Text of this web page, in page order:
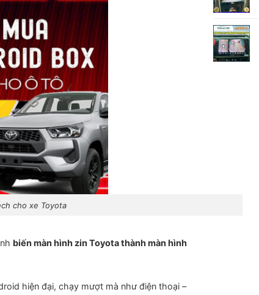
cho xe Toyota
biến màn hình zin Toyota thành màn hình
hiện đại, chạy mượt mà như điện thoại –